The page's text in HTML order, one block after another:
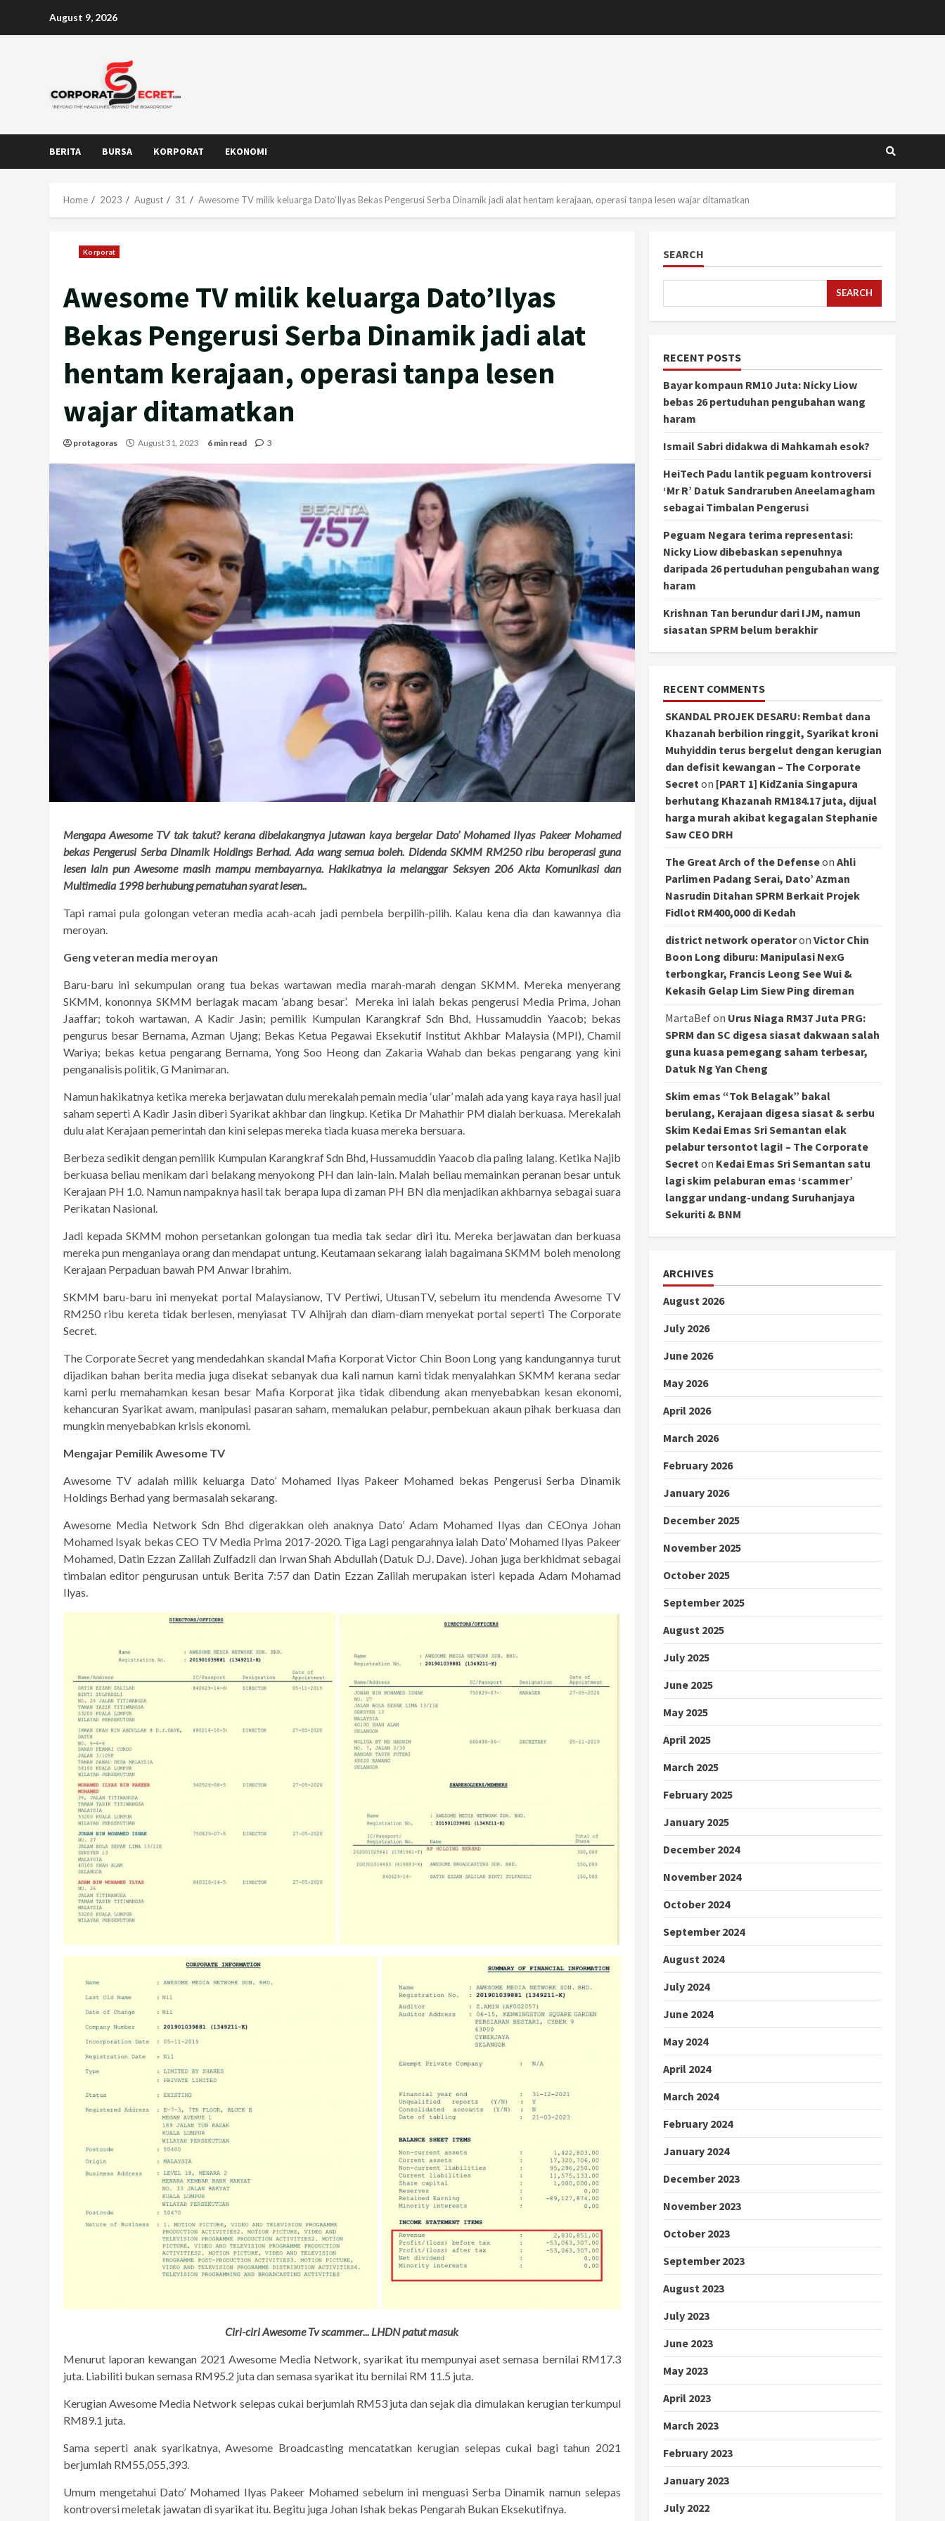
August 9, 2026
BERITA BURSA KORPORAT EKONOMI
Home 2023 August 31 Awesome TV milik keluarga Dato’Ilyas Bekas Pengerusi Serba Dinamik jadi alat hentam kerajaan, operasi tanpa lesen wajar ditamatkan
Korporat
Awesome TV milik keluarga Dato’Ilyas
Bekas Pengerusi Serba Dinamik jadi alat
hentam kerajaan, operasi tanpa lesen
wajar ditamatkan
protagoras August 31, 2023 6 min read 3
Mengapa Awesome TV tak takut? kerana dibelakangnya jutawan kaya bergelar Dato’ Mohamed Ilyas Pakeer Mohamed
bekas Pengerusi Serba Dinamik Holdings Berhad. Ada wang semua boleh. Didenda SKMM RM250 ribu beroperasi guna
lesen lain pun Awesome masih mampu membayarnya. Hakikatnya ia melanggar Seksyen 206 Akta Komunikasi dan
Multimedia 1998 berhubung pematuhan syarat lesen..
Tapi ramai pula golongan veteran media acah-acah jadi pembela berpilih-pilih. Kalau kena dia dan kawannya dia
meroyan.
Geng veteran media meroyan
Baru-baru ini sekumpulan orang tua bekas wartawan media marah-marah dengan SKMM. Mereka menyerang
SKMM, kononnya SKMM berlagak macam ‘abang besar’. Mereka ini ialah bekas pengerusi Media Prima, Johan
Jaaffar; tokoh wartawan, A Kadir Jasin; pemilik Kumpulan Karangkraf Sdn Bhd, Hussamuddin Yaacob; bekas
pengurus besar Bernama, Azman Ujang; Bekas Ketua Pegawai Eksekutif Institut Akhbar Malaysia (MPI), Chamil
Wariya; bekas ketua pengarang Bernama, Yong Soo Heong dan Zakaria Wahab dan bekas pengarang yang kini
penganalisis politik, G Manimaran.
Namun hakikatnya ketika mereka berjawatan dulu merekalah pemain media ‘ular’ malah ada yang kaya raya hasil jual
saham seperti A Kadir Jasin diberi Syarikat akhbar dan lingkup. Ketika Dr Mahathir PM dialah berkuasa. Merekalah
dulu alat Kerajaan pemerintah dan kini selepas mereka tiada kuasa mereka bersuara.
Berbeza sedikit dengan pemilik Kumpulan Karangkraf Sdn Bhd, Hussamuddin Yaacob dia paling lalang. Ketika Najib
berkuasa beliau menikam dari belakang menyokong PH dan lain-lain. Malah beliau memainkan peranan besar untuk
Kerajaan PH 1.0. Namun nampaknya hasil tak berapa lupa di zaman PH BN dia menjadikan akhbarnya sebagai suara
Perikatan Nasional.
Jadi kepada SKMM mohon persetankan golongan tua media tak sedar diri itu. Mereka berjawatan dan berkuasa
mereka pun menganiaya orang dan mendapat untung. Keutamaan sekarang ialah bagaimana SKMM boleh menolong
Kerajaan Perpaduan bawah PM Anwar Ibrahim.
SKMM baru-baru ini menyekat portal Malaysianow, TV Pertiwi, UtusanTV, sebelum itu mendenda Awesome TV
RM250 ribu kereta tidak berlesen, menyiasat TV Alhijrah dan diam-diam menyekat portal seperti The Corporate
Secret.
The Corporate Secret yang mendedahkan skandal Mafia Korporat Victor Chin Boon Long yang kandungannya turut
dijadikan bahan berita media juga disekat sebanyak dua kali namun kami tidak menyalahkan SKMM kerana sedar
kami perlu memahamkan kesan besar Mafia Korporat jika tidak dibendung akan menyebabkan kesan ekonomi,
kehancuran Syarikat awam, manipulasi pasaran saham, memalukan pelabur, pembekuan akaun pihak berkuasa dan
mungkin menyebabkan krisis ekonomi.
Mengajar Pemilik Awesome TV
Awesome TV adalah milik keluarga Dato’ Mohamed Ilyas Pakeer Mohamed bekas Pengerusi Serba Dinamik
Holdings Berhad yang bermasalah sekarang.
Awesome Media Network Sdn Bhd digerakkan oleh anaknya Dato’ Adam Mohamed Ilyas dan CEOnya Johan
Mohamed Isyak bekas CEO TV Media Prima 2017-2020. Tiga Lagi pengarahnya ialah Dato’ Mohamed Ilyas Pakeer
Mohamed, Datin Ezzan Zalilah Zulfadzli dan Irwan Shah Abdullah (Datuk D.J. Dave). Johan juga berkhidmat sebagai
timbalan editor pengurusan untuk Berita 7:57 dan Datin Ezzan Zalilah merupakan isteri kepada Adam Mohamad
Ilyas.
Ciri-ciri Awesome Tv scammer... LHDN patut masuk
Menurut laporan kewangan 2021 Awesome Media Network, syarikat itu mempunyai aset semasa bernilai RM17.3
juta. Liabiliti bukan semasa RM95.2 juta dan semasa syarikat itu bernilai RM 11.5 juta.
Kerugian Awesome Media Network selepas cukai berjumlah RM53 juta dan sejak dia dimulakan kerugian terkumpul
RM89.1 juta.
Sama seperti anak syarikatnya, Awesome Broadcasting mencatatkan kerugian selepas cukai bagi tahun 2021
berjumlah RM55,055,393.
Umum mengetahui Dato’ Mohamed Ilyas Pakeer Mohamed sebelum ini menguasi Serba Dinamik namun selepas
kontroversi meletak jawatan di syarikat itu. Begitu juga Johan Ishak bekas Pengarah Bukan Eksekutifnya.
SEARCH
SEARCH
RECENT POSTS
Bayar kompaun RM10 Juta: Nicky Liow
bebas 26 pertuduhan pengubahan wang
haram
Ismail Sabri didakwa di Mahkamah esok?
HeiTech Padu lantik peguam kontroversi
‘Mr R’ Datuk Sandraruben Aneelamagham
sebagai Timbalan Pengerusi
Peguam Negara terima representasi:
Nicky Liow dibebaskan sepenuhnya
daripada 26 pertuduhan pengubahan wang
haram
Krishnan Tan berundur dari IJM, namun
siasatan SPRM belum berakhir
RECENT COMMENTS
SKANDAL PROJEK DESARU: Rembat dana
Khazanah berbilion ringgit, Syarikat kroni
Muhyiddin terus bergelut dengan kerugian
dan defisit kewangan – The Corporate
Secret on [PART 1] KidZania Singapura
berhutang Khazanah RM184.17 juta, dijual
harga murah akibat kegagalan Stephanie
Saw CEO DRH
The Great Arch of the Defenseon Ahli
Parlimen Padang Serai, Dato’ Azman
Nasrudin Ditahan SPRM Berkait Projek
Fidlot RM400,000 di Kedah
district network operatoron Victor Chin
Boon Long diburu: Manipulasi NexG
terbongkar, Francis Leong See Wui &
Kekasih Gelap Lim Siew Ping direman
MartaBefon Urus Niaga RM37 Juta PRG:
SPRM dan SC digesa siasat dakwaan salah
guna kuasa pemegang saham terbesar,
Datuk Ng Yan Cheng
Skim emas “Tok Belagak” bakal
berulang, Kerajaan digesa siasat & serbu
Skim Kedai Emas Sri Semantan elak
pelabur tersontot lagi! – The Corporate
Secret on Kedai Emas Sri Semantan satu
lagi skim pelaburan emas ‘scammer’
langgar undang-undang Suruhanjaya
Sekuriti & BNM
ARCHIVES
August 2026
July 2026
June 2026
May 2026
April 2026
March 2026
February 2026
January 2026
December 2025
November 2025
October 2025
September 2025
August 2025
July 2025
June 2025
May 2025
April 2025
March 2025
February 2025
January 2025
December 2024
November 2024
October 2024
September 2024
August 2024
July 2024
June 2024
May 2024
April 2024
March 2024
February 2024
January 2024
December 2023
November 2023
October 2023
September 2023
August 2023
July 2023
June 2023
May 2023
April 2023
March 2023
February 2023
January 2023
July 2022